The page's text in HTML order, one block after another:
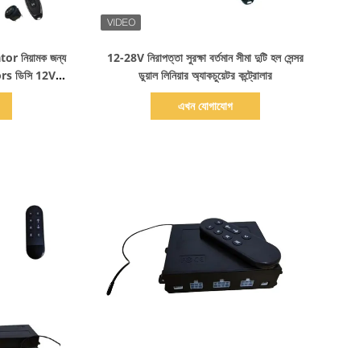
নিয়ামক জন্য
ডিসি 12V-
বিস্তারিত দেখাও
12-28V নিরাপত্তা সুরক্ষা বর্তমান সীমা দুটি হল সেন্সর
ডুয়াল লিনিয়ার অ্যাকচুয়েটর কন্ট্রোলার
এখন যোগাযোগ